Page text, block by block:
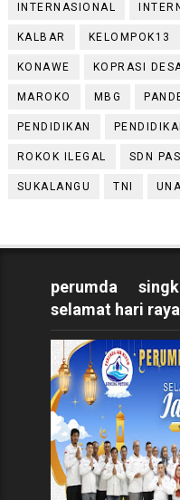
INTERNASIONAL
KALBAR KELOMPOK13
KONAWE KOPRASI
MAROKO MBG
PENDIDIKAN
ROKOK ILEGAL SDN
SUKALANGU TNI
perumda
selamat hari